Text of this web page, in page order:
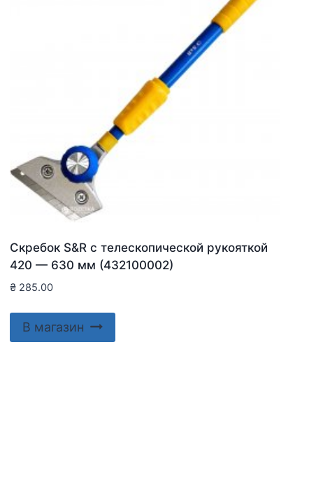
Скребок S&R с телескопической рукояткой
420 — 630 мм (432100002)
₴285.00
В магазин